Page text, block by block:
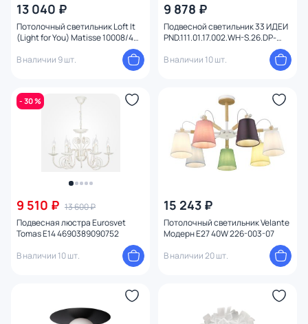
13 040 ₽
Потолочный светильник Loft It
(Light for You) Matisse 10008/4C
В наличии 9 шт.
9 878 ₽
Подвесной светильник 33 ИДЕИ
PND.111.01.17.002.WH-S.26.DP-
В наличии 10 шт.
- 30 %
9 510 ₽ 13 600 ₽
Подвесная люстра Eurosvet
Tomas E14 4690389090752
В наличии 10 шт.
15 243 ₽
Потолочный светильник Velante
Модерн E27 40W 226-003-07
В наличии 20 шт.